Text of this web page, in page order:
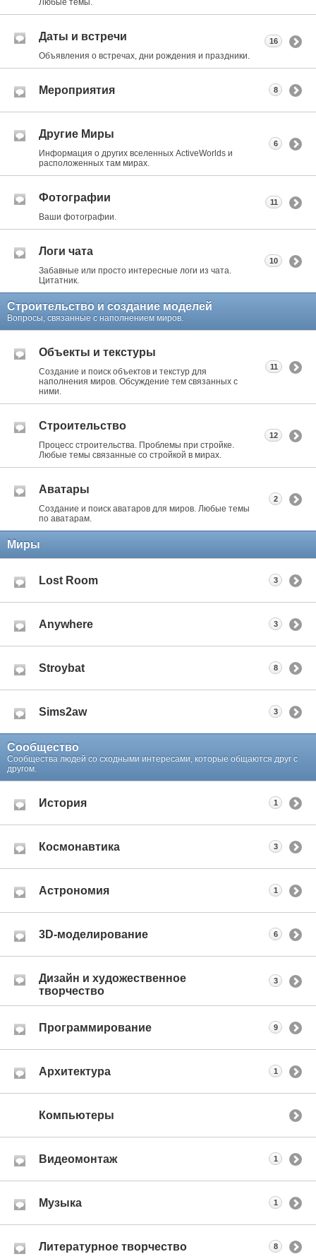
Даты и встречи
Объявления о встречах, дни рождения и праздники.
16
Мероприятия 8
Другие Миры
Информация о других вселенных ActiveWorlds и
расположенных там мирах.
6
Фотографии
Ваши фотографии.
11
Логи чата
Забавные или просто интересные логи из чата.
Цитатник.
10
Строительство и создание моделей
Вопросы, связанные с наполнением миров.
Объекты и текстуры
Создание и поиск объектов и текстур для
наполнения миров. Обсуждение тем связанных с
ними.
11
Строительство
Процесс строительства. Проблемы при стройке.
Любые темы связанные со стройкой в мирах.
12
Аватары
Создание и поиск аватаров для миров. Любые темы
по аватарам.
2
Миры
Lost Room 3
Anywhere 3
Stroybat 8
Sims2aw 3
Сообщество
Сообщества людей со сходными интересами, которые общаются друг с
другом.
История 1
Космонавтика 3
Астрономия 1
3D-моделирование 6
Дизайн и художественное
творчество
3
Программирование 9
Архитектура 1
Компьютеры
Видеомонтаж 1
Музыка 1
Литературное творчество 8